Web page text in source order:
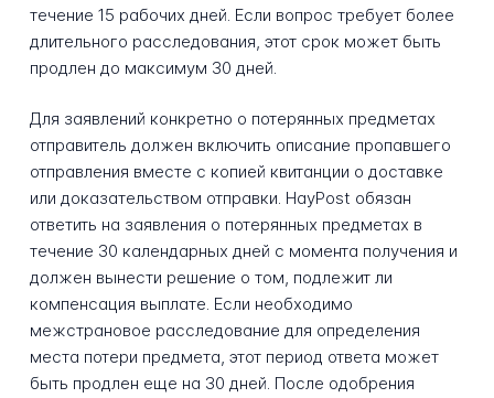
течение 15 рабочих дней. Если вопрос требует более
длительного расследования, этот срок может быть
продлен до максимум 30 дней.
Для заявлений конкретно о потерянных предметах
отправитель должен включить описание пропавшего
отправления вместе с копией квитанции о доставке
или доказательством отправки. HayPost обязан
ответить на заявления о потерянных предметах в
течение 30 календарных дней с момента получения и
должен вынести решение о том, подлежит ли
компенсация выплате. Если необходимо
межстрановое расследование для определения
места потери предмета, этот период ответа может
быть продлен еще на 30 дней. После одобрения